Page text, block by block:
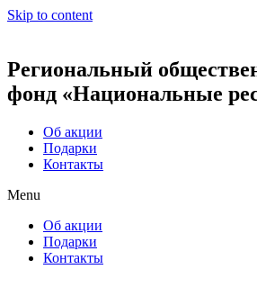
Skip to content
Региональный
фонд «Национальные
Об акции
Подарки
Контакты
Menu
Об акции
Подарки
Контакты